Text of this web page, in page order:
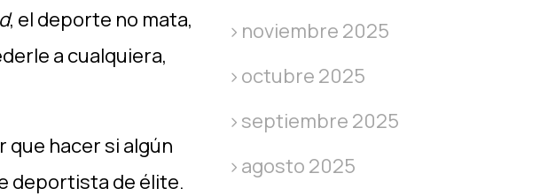
, el deporte no mata,
a cualquiera,
que hacer si algún
deportista de élite.
noviembre 2025
octubre 2025
septiembre 2025
agosto 2025